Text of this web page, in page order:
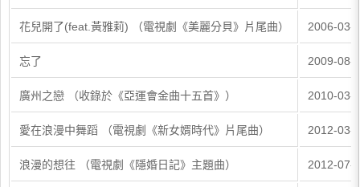
花兒開了(feat.黃雅莉) （電視劇《美麗分貝》片尾曲） 2006-03-
忘了 2009-08-
廣州之戀 （收錄於《亞運會金曲十五首》） 2010-03-
愛在浪漫中舞蹈 （電視劇《新女婿時代》片尾曲） 2012-03-
浪漫的想往 （電視劇《隱婚日記》主題曲） 2012-07-